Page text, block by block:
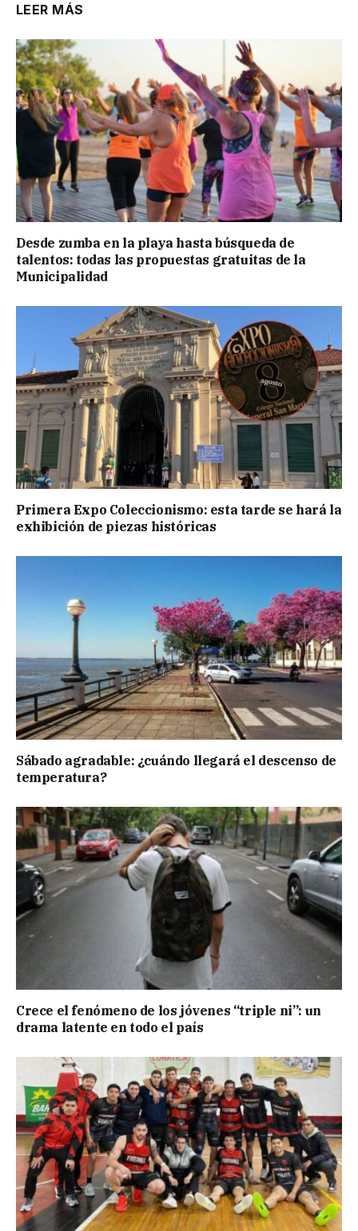
LEER MÁS
Desde zumba en la playa hasta búsqueda de
talentos: todas las propuestas gratuitas de la
Municipalidad
Primera Expo Coleccionismo: esta tarde se hará la
exhibición de piezas históricas
Sábado agradable: ¿cuándo llegará el descenso de
temperatura?
Crece el fenómeno de los jóvenes “triple ni”: un
drama latente en todo el país